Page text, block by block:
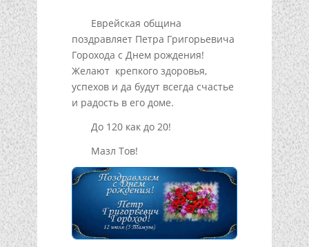
Еврейская община
поздравляет Петра Григорьевича
Горохода с Днем рождения!
Желают крепкого здоровья,
успехов и да будут всегда счастье
и радость в его доме.
До 120 как до 20!
Мазл Тов!